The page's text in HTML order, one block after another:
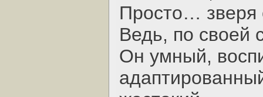
Просто… зверя
Ведь, по своей
Он умный,